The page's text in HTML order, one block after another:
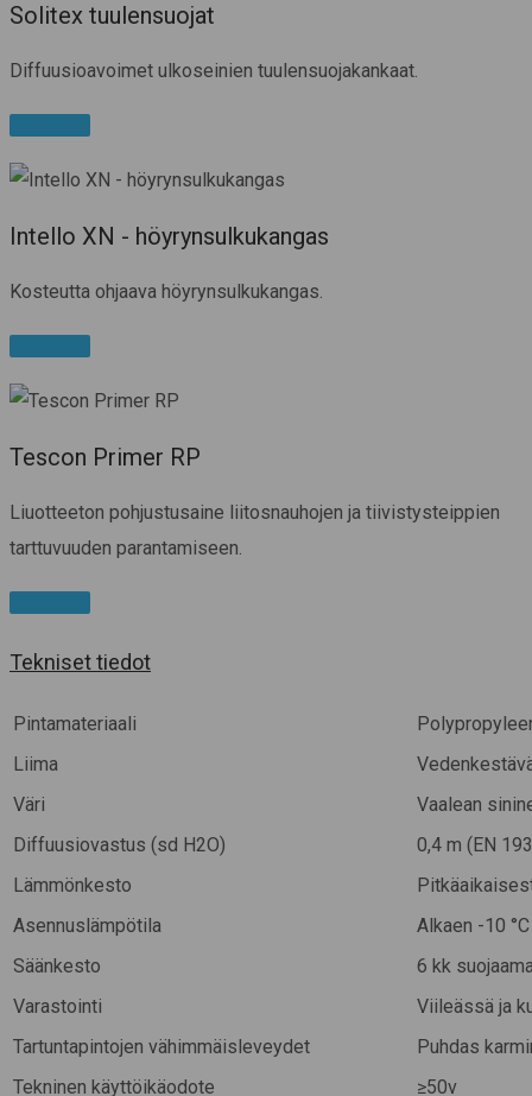
Solitex tuulensuojat
Diffuusioavoimet ulkoseinien tuulensuojakankaat.
Intello XN - höyrynsulkukangas
Kosteutta ohjaava höyrynsulkukangas.
Tescon Primer RP
Liuotteeton pohjustusaine liitosnauhojen ja tiivistysteippien
tarttuvuuden parantamiseen.
Tekniset tiedot
Pintamateriaali
Liima
Väri
Vaalean
Diffuusiovastus (sd H2O)
0,4 m (EN
Lämmönkesto
Asennuslämpötila
Alkaen -10
Säänkesto
6 kk
Varastointi
Viileässä ja
Tartuntapintojen vähimmäisleveydet
Puhdas
Tekninen käyttöikäodote
≥50v